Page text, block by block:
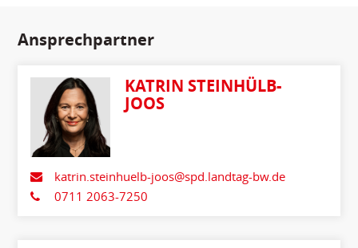
Ansprechpartner
KATRIN STEINHÜLB-
JOOS
katrin.steinhuelb-joos@spd.landtag-bw.de
0711 2063-7250